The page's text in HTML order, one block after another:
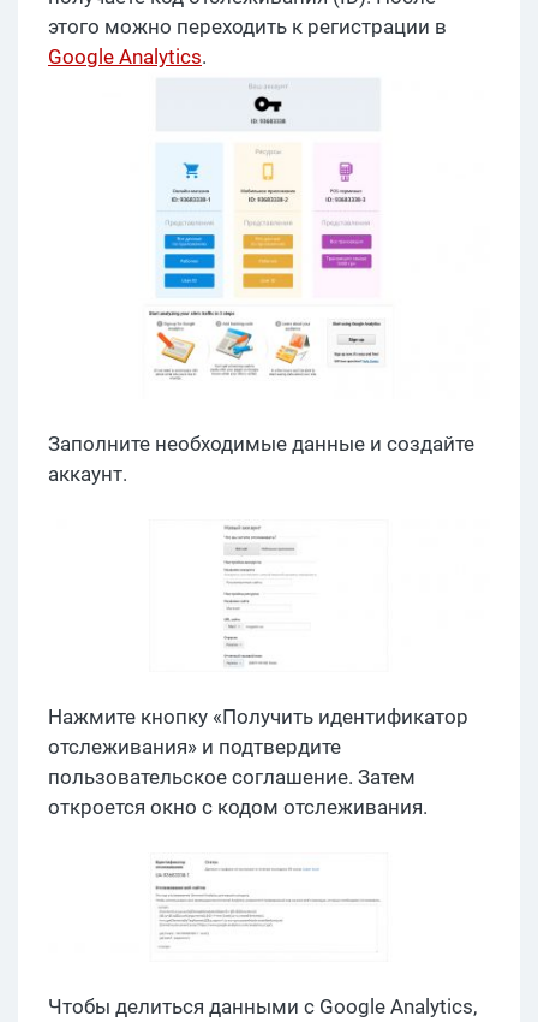
этого можно переходить к регистрации в
Google Analytics.
Заполните необходимые данные и создайте
аккаунт.
Нажмите кнопку «Получить идентификатор
отслеживания» и подтвердите
пользовательское соглашение. Затем
откроется окно с кодом отслеживания.
Чтобы делиться данными с Google Analytics,